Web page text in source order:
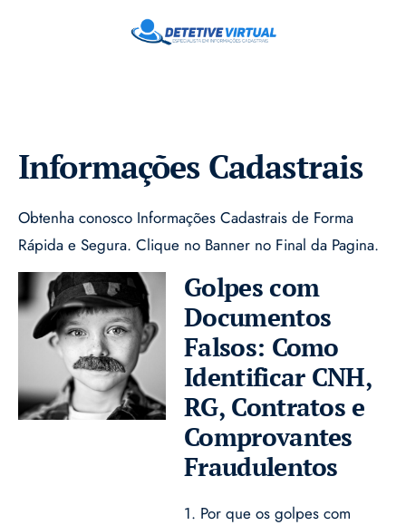
Informações Cadastrais
Obtenha conosco Informações Cadastrais de Forma
Rápida e Segura. Clique no Banner no Final da Pagina.
Golpes com
Documentos
Falsos: Como
Identificar CNH,
RG, Contratos e
Comprovantes
Fraudulentos
1. Por que os golpes com